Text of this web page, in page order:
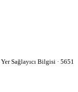
Yer Sağlayıcı Bilgisi · 5651